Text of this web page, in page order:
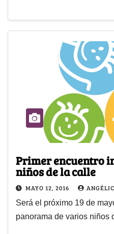
Primer encuentro
niños de la calle
MAYO 12, 2016
Será el próximo 19 de
panorama de varios niños